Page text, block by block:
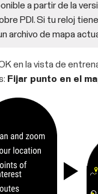
a partir de la
PDI. Si tu reloj
archivo de mapa
en la vista de
Fijar punto en el